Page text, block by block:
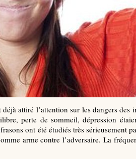
attiré l’attention sur les dangers des
perte de sommeil, dépression
ont été étudiés très sérieusement
arme contre l’adversaire. La